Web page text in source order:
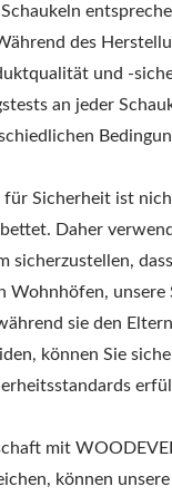
des
und -
an jeder
für Sicherheit ist
Daher
sicherzustellen,
Wohnhöfen,
sie den
können Sie
mit
können